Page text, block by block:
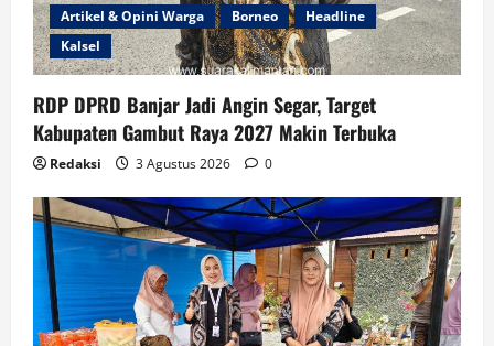
Artikel & Opini Warga Borneo
Headline
Kalsel
RDP DPRD Banjar Jadi Angin Segar, Target
Kabupaten Gambut Raya 2027 Makin Terbuka
Redaksi 3 Agustus 2026 0